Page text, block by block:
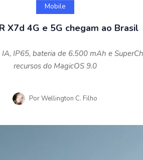
Mobile
X7d 4G e 5G chegam ao Brasil
IP65, bateria de 6.500 mAh e
recursos do MagicOS 9.0
PorWellington C. Filho